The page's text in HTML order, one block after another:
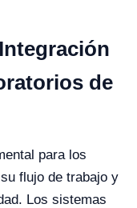
de
para los
flujo de trabajo y
Los sistemas